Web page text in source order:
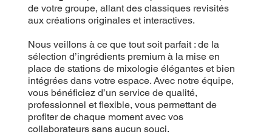
de votre groupe, allant des classiques revisités
aux créations originales et interactives.
Nous veillons à ce que tout soit parfait : de la
sélection d’ingrédients premium à la mise en
place de stations de mixologie élégantes et bien
intégrées dans votre espace. Avec notre équipe,
vous bénéficiez d’un service de qualité,
professionnel et flexible, vous permettant de
profiter de chaque moment avec vos
collaborateurs sans aucun souci.